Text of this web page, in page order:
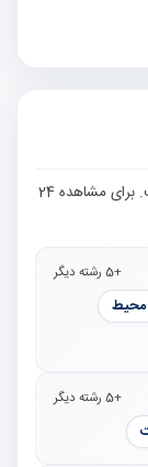
از هر دسته چند رشته پرطرفدار نمایش داده شده است. برای مشاهده 24
+5 رشته دیگر
+5 رشته دیگر